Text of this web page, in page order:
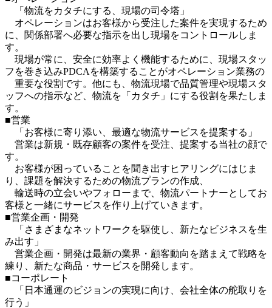
「物流をカタチにする、現場の司令塔」
オペレーションはお客様から受注した案件を実現するため
に、関係部署へ必要な指示を出し現場をコントロールしま
す。
現場が常に、安全に効率よく機能するために、現場スタッ
フを巻き込みPDCAを構築することがオペレーション業務の
重要な役割です。他にも、物流現場で品質管理や現場スタ
ッフへの指示など、物流を「カタチ」にする役割を果たしま
す。
■営業
「お客様に寄り添い、最適な物流サービスを提案する」
営業は新規・既存顧客の案件を受注、提案する当社の顔で
す。
お客様が困っていることを聞き出すヒアリングにはじま
り、課題を解決するための物流プランの作成、
輸送時の立会いやフォローまで、物流パートナーとしてお
客様と一緒にサービスを作り上げていきます。
■営業企画・開発
「さまざまなネットワークを駆使し、新たなビジネスを生
み出す」
営業企画・開発は最新の業界・顧客動向を踏まえて戦略を
練り、新たな商品・サービスを開発します。
■コーポレート
「日本通運のビジョンの実現に向け、会社全体の舵取りを
行う」